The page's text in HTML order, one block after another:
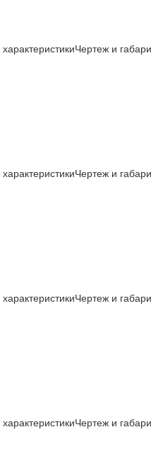
и
и
и
и